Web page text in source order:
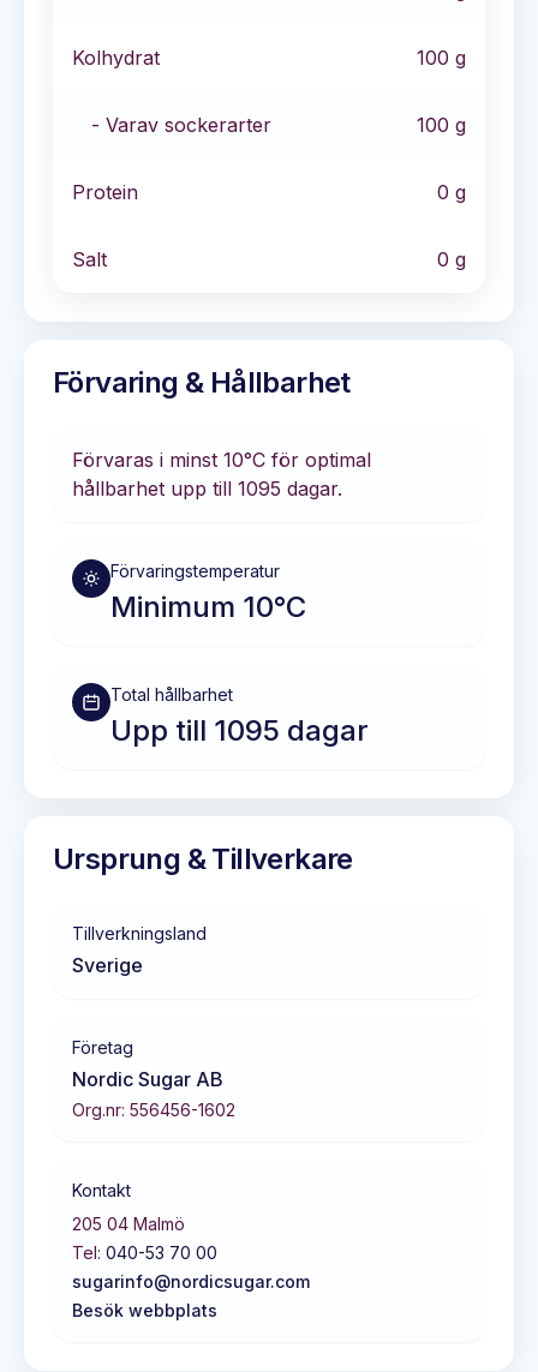
Kolhydrat 100 g
- Varav sockerarter 100 g
Protein 0 g
Salt 0 g
Förvaring & Hållbarhet
Förvaras i minst 10°C för optimal
hållbarhet upp till 1095 dagar.
Förvaringstemperatur
Minimum 10°C
Total hållbarhet
Upp till 1095 dagar
Ursprung & Tillverkare
Tillverkningsland
Sverige
Företag
Nordic Sugar AB
Org.nr: 556456-1602
Kontakt
205 04 Malmö
Tel: 040-53 70 00
sugarinfo@nordicsugar.com
Besök webbplats